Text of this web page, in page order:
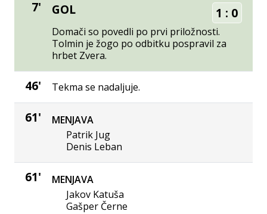
7' GOL 1 : 0
Domači so povedli po prvi priložnosti.
Tolmin je žogo po odbitku pospravil za
hrbet Zvera.
46' Tekma se nadaljuje.
61'
MENJAVA
Patrik Jug
Denis Leban
61'
MENJAVA
Jakov Katuša
Gašper Černe